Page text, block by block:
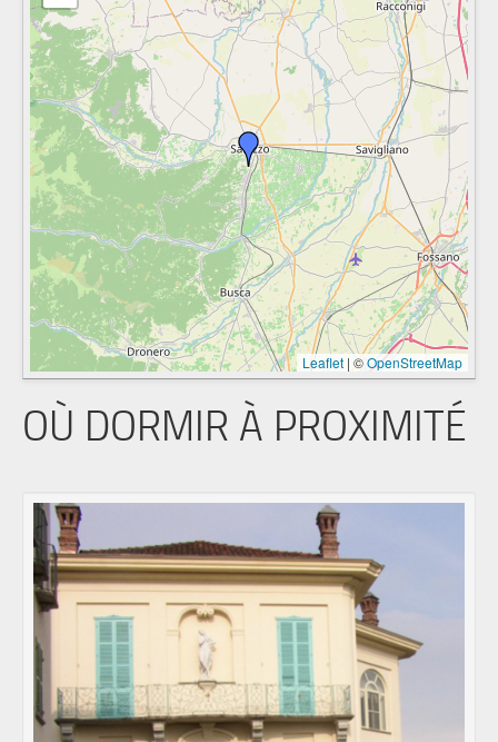
Leaflet | ©OpenStreetMap
OÙ DORMIR À PROXIMITÉ